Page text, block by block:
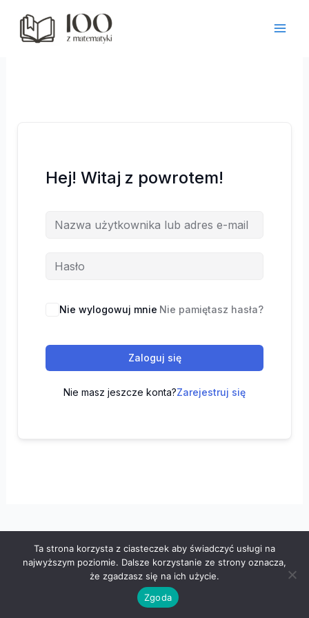
treści
Hej! Witaj z powrotem!
Nie wylogowuj mnie Nie pamiętasz hasła?
Zaloguj się
Nie masz jeszcze konta?Zarejestruj się
Wszelkie prawa zastrzeżone © 2026 "100 z matematyki" -
Polityka prywatności- Regulamin
Ta strona korzysta z ciasteczek aby świadczyć usługi na
najwyższym poziomie. Dalsze korzystanie ze strony oznacza,
że zgadzasz się na ich użycie.
Zgoda